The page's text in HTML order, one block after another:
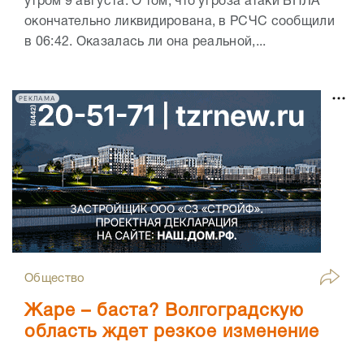
окончательно ликвидирована, в РСЧС сообщили
в 06:42. Оказалась ли она реальной,...
РЕКЛАМА
Общество
Жаре – баста? Волгоградскую
область ждет резкое изменение